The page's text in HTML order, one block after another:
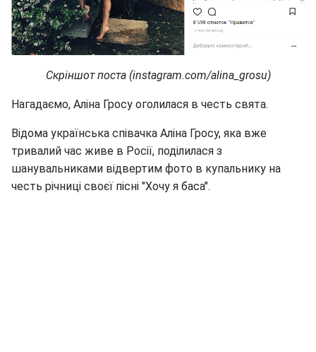
Скріншот поста (instagram.com/alina_grosu)
Нагадаємо, Аліна Гросу оголилася в честь свята.
Відома українська співачка Аліна Гросу, яка вже
тривалий час живе в Росії, поділилася з
шанувальниками відвертим фото в купальнику на
честь річниці своєї пісні "Хочу я баса".